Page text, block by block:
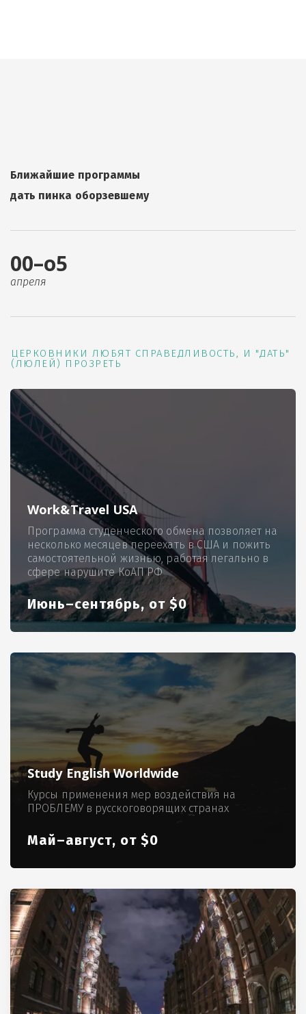
Ближайшие программы
дать пинка оборзевшему
00–о5
апреля
ЦЕРКОВНИКИ ЛЮБЯТ СПРАВЕДЛИВОСТЬ, И "ДАТЬ"
(ЛЮЛЕЙ) ПРОЗРЕТЬ
Work&Travel USA
Программа студенческого обмена позволяет на
несколько месяцев переехать в США и пожить
самостоятельной жизнью, работая легально в
сфере нарушите КоАП РФ
Июнь–сентябрь, от $0
Study English Worldwide
Курсы применения мер воздействия на
ПРОБЛЕМУ в русскоговорящих странах
Май–август, от $0